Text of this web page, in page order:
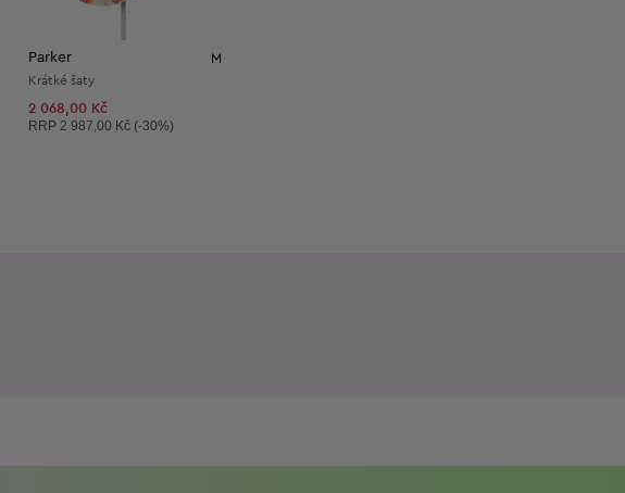
Parker M
Krátké šaty
2 068,00 Kč
Doporučená cena:
RRP 2 987,00 Kč (-30%)